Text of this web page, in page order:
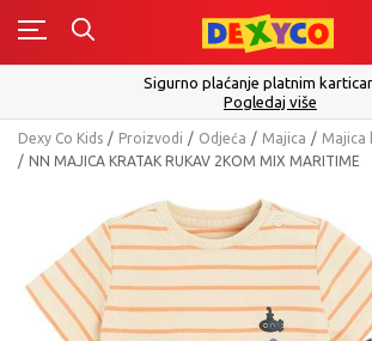
Sigurno plaćanje platnim
Pogledaj više
Dexy Co Kids Proizvodi Odjeća Majica
Majica
NN MAJICA KRATAK RUKAV 2KOM MIX MARITIME